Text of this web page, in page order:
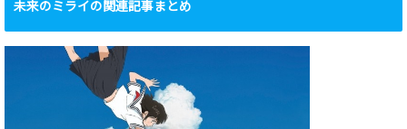
未来のミライの関連記事まとめ